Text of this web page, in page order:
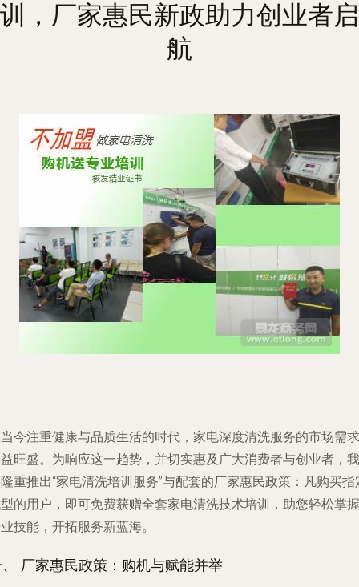
训，厂家惠民新政助力创业者启
航
今注重健康与品质生活的时代，家电深度清洗服务的市场需求
旺盛。为响应这一趋势，并切实惠及广大消费者与创业者，我
重推出“家电清洗培训服务”与配套的厂家惠民政策：凡购买指
的用户，即可免费获赠全套家电清洗技术培训，助您轻松掌握
技能，开拓服务新蓝海。
厂家惠民政策：购机与赋能并举